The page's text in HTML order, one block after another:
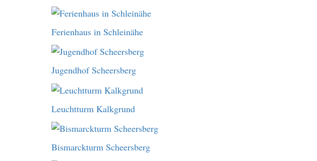
Ferienhaus in Schleinähe
Jugendhof Scheersberg
Leuchtturm Kalkgrund
Bismarckturm Scheersberg